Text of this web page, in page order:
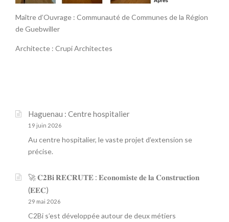
Maître d’Ouvrage : Communauté de Communes de la Région
de Guebwiller
Architecte : Crupi Architectes
Haguenau : Centre hospitalier
19 juin 2026
Au centre hospitalier, le vaste projet d’extension se
précise.
🚀 𝐂𝟐𝐁𝐢 𝐑𝐄𝐂𝐑𝐔𝐓𝐄 : 𝐄𝐜𝐨𝐧𝐨𝐦𝐢𝐬𝐭𝐞 𝐝𝐞 𝐥𝐚 𝐂𝐨𝐧𝐬𝐭𝐫𝐮𝐜𝐭𝐢𝐨𝐧
(𝐄𝐄𝐂)
29 mai 2026
C2Bi s’est développée autour de deux métiers